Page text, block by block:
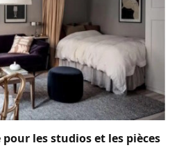
les studios et les pièces